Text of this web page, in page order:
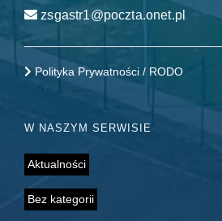
zsgastr1@poczta.onet.pl
Polityka Prywatności / RODO
W NASZYM SERWISIE
Aktualności
Bez kategorii